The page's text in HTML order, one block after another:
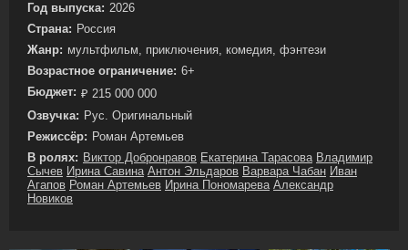
Год выпуска: 2026
Страна: Россия
Жанр: мультфильм, приключения, комедия, фэнтези
Возрастное ограничение: 6+
Бюджет: ₽ 215 000 000
Озвучка: Рус. Оригинальный
Режиссёр: Роман Артемьев
В ролях: Виктор Добронравов Екатерина Тарасова Владимир
Сычев Ирина Савина Антон Эльдаров Варвара Чабан Иван
Агапов Роман Артемьев Ирина Пономарева Александр
Новиков